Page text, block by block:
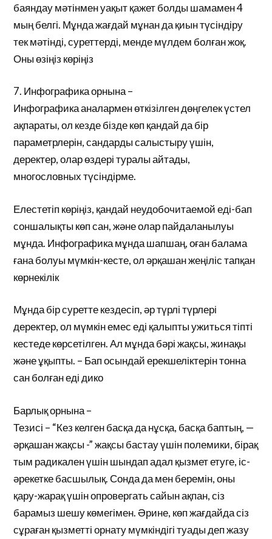
баяндау мәтінмен уақыт қажет болды шамамен 4
мың белгі. Мұнда жағдай мұнан да қиын түсіндіру
тек мәтінді, суреттерді, менде мүлдем болған жоқ.
Оны өзіңіз көріңіз
7. Инфографика орнына –
Инфографика аналармен өткізілген дөңгелек үстел
ақпараты, ол кезде бізде көп қандай да бір
параметрлерін, сандарды салыстыру үшін,
деректер, олар өздері туралы айтады,
многословных түсіндірме.
Елестетіп көріңіз, қандай неудобочитаемой еді-бап
соншалықты көп сан, және олар пайдаланылуы
мұнда. Инфографика мұнда шапшаң, оған балама
ғана болуы мүмкін-кесте, ол әрқашан жеңіліс тапқан
көрнекілік
Мұнда бір суретте кездесіп, әр түрлі түрлері
деректер, ол мүмкін емес еді қалыпты ужиться тіпті
кестеде көрсетілген. Ал мұнда бәрі жақсы, жинақы
және ұқыпты. – Бап осындай ерекшеліктерін тонна
сан болған еді дико
Барлық орнына –
Тезисі – “Кез келген басқа да нұсқа, басқа баптың, —
әрқашан жақсы -” жақсы бастау үшін полемики, бірақ
тым радикален үшін шындап адал қызмет етуге, іс-
әрекетке басшылық. Сонда да мен беремін, оны
қару-жарақ үшін опровергать сайын ақпан, сіз
барамыз шешу көмегімен. Әрине, көп жағдайда сіз
сұраған қызметті орнату мүмкіндігі туады деп жазу